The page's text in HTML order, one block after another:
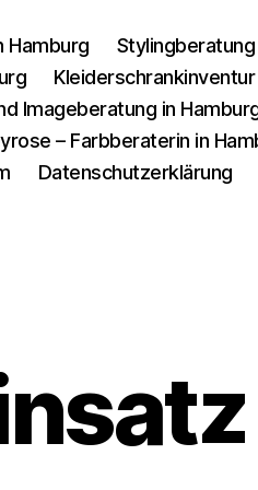
Hamburg
Imageberatung in
– Farbberaterin in
Datenschutzerklärung